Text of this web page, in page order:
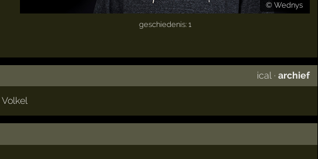
© Wednys
geschiedenis: 1
ical ·archief
Volkel